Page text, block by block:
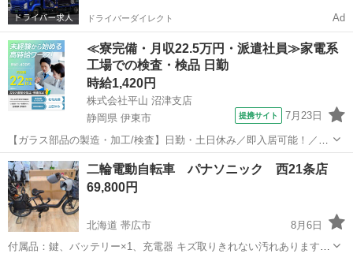
ドライバーダイレクト Ad
≪寮完備・月収22.5万円・派遣社員≫家電系
工場での検査・検品 日勤
時給1,420円
株式会社平山 沼津支店
静岡県 伊東市
提携サイト 7月23日
【ガラス部品の製造・加工/検査】日勤・土日休み／即入居可能！／伊
豆でのんびりライフ♪ ガラス部品の製造・加工/検査 【株式会社平山で
の正社員採用（無期雇用派遣）となります】 「2人で同じ職場で働き
たい」 「仕事も休みも一...
静岡 伊東市 その他
二輪電動自転車 パナソニック 西21条店
69,800円
北海道 帯広市
8月6日
付属品：鍵、バッテリー×1、充電器 キズ取りきれない汚れあります。